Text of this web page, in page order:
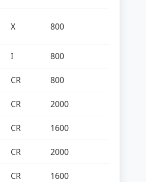
X 800
I 800
CR 800
CR 2000
CR 1600
CR 2000
CR 1600